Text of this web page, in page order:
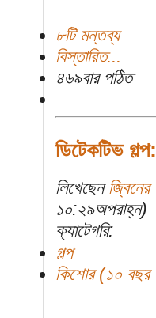
৮টি মন্তব্য
বিস্তারিত...
৪৬৯বার পঠিত
ডিটেকটিভ
লিখেছেনজ্বিনের
১০:২৯অপরাহ্ন)
ক্যাটেগরি:
গল্প
কিশোর (১০ বছর